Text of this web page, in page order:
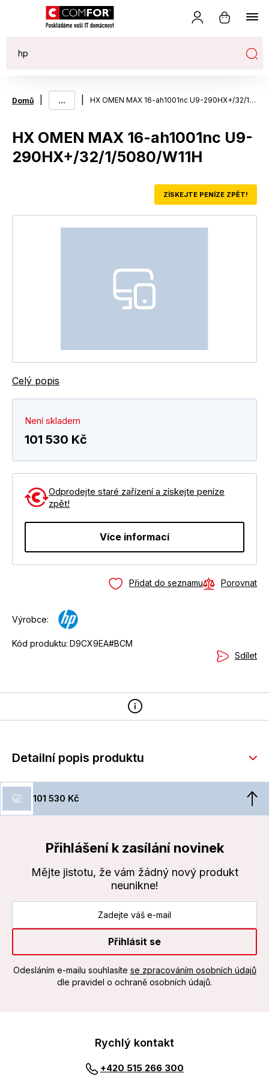
Domů ... HX OMEN MAX 16-ah1001nc U9-290HX+/32/1/5080/W11H
HX OMEN MAX 16-ah1001nc U9-
290HX+/32/1/5080/W11H
ZÍSKEJTE PENÍZE ZPĚT!
Celý popis
Není skladem
101 530 Kč
Odprodejte staré zařízení a získejte peníze
zpět!
Více informací
Přidat do seznamu Porovnat
Výrobce:
Kód produktu: D9CX9EA#BCM
Sdílet
Detailní popis produktu
101 530 Kč
Přihlášení k zasílání novinek
Mějte jistotu, že vám žádný nový produkt
neunikne!
Přihlásit se
Odesláním e-mailu souhlasíte se zpracováním osobních údajů
dle pravidel o ochraně osobních údajů.
Rychlý kontakt
+420 515 266 300